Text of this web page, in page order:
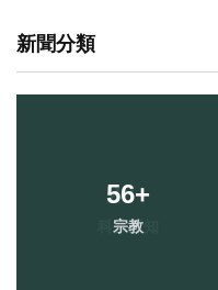
新聞分類
56+
宗教